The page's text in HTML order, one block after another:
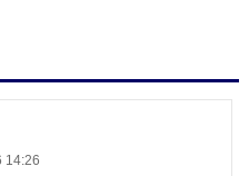
14:26